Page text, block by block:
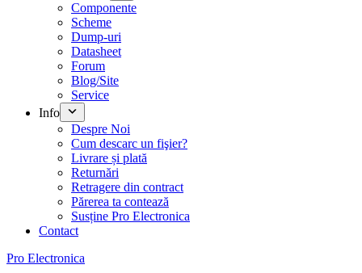
Componente
Scheme
Dump-uri
Datasheet
Forum
Blog/Site
Service
Info
Despre Noi
Cum descarc un fişier?
Livrare și plată
Returnări
Retragere din contract
Părerea ta contează
Susține Pro Electronica
Contact
Pro Electronica